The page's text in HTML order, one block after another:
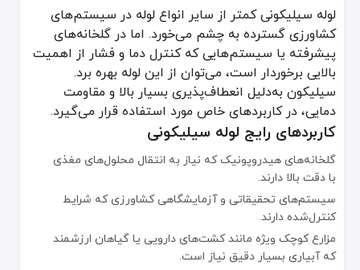
لوله سیلیکونی کمتر از سایر انواع لوله در سیستم‌های
کشاورزی گسترده به چشم می‌خورد. اما در گلخانه‌های
پیشرفته یا سیستم‌هایی که کنترل دما و فشار از اهمیت
بالایی برخوردار است، می‌توان از این لوله بهره برد.
سیلیکون به‌دلیل انعطاف‌پذیری بسیار بالا و مقاومت
دمایی، در کاربردهای خاص مورد استفاده قرار می‌گیرد.
کاربردهای رایج لوله سیلیکونی
گلخانه‌های هیدروپونیک که نیاز به انتقال محلول‌های مغذی
با دقت بالا دارند.
سیستم‌های تحقیقاتی و آزمایشگاهی کشاورزی که شرایط
کنترل‌شده دارند.
مزارع کوچک ویژه مانند کشت‌های دارویی یا گیاهان ارزشمند
که آبیاری بسیار دقیق نیاز است.